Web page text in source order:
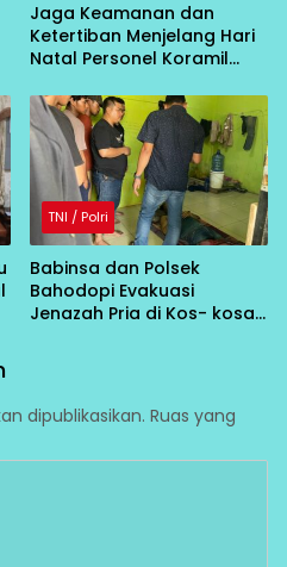
Jaga Keamanan dan
Ketertiban Menjelang Hari
Natal Personel Koramil
Polsek Bahodopi Gelar
Apel Kesiapsiagaan
TNI / Polri
Babinsa dan Polsek
Bahodopi Evakuasi
Jenazah Pria di Kos- kosan
dipublikasikan. Ruas yang